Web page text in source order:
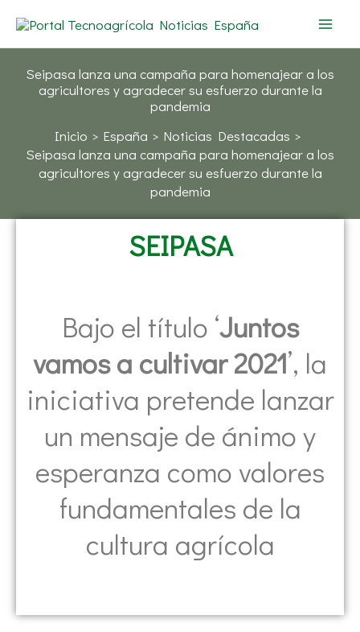
contenido
Seipasa lanza una campaña para homenajear a los
agricultores y agradecer su esfuerzo durante la
pandemia
Inicio
España
Noticias Destacadas
Seipasa lanza una campaña para homenajear a los
agricultores y agradecer su esfuerzo durante la
pandemia
SEIPASA
Bajo el título ‘Juntos
vamos a cultivar 2021’, la
iniciativa pretende lanzar
un mensaje de ánimo y
esperanza como valores
fundamentales de la
cultura agrícola